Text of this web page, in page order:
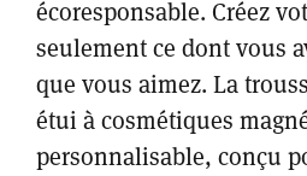
écoresponsable. Créez
seulement ce dont vous
que vous aimez. La
étui à cosmétiques
personnalisable, conçu